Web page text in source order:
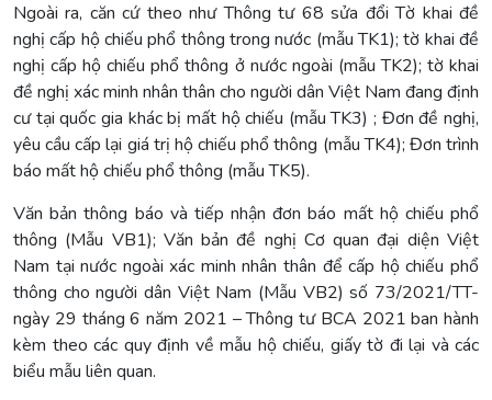
Ngoài ra, căn cứ theo như Thông tư 68 sửa đổi Tờ khai đề
nghị cấp hộ chiếu phổ thông trong nước (mẫu TK1); tờ khai đề
nghị cấp hộ chiếu phổ thông ở nước ngoài (mẫu TK2); tờ khai
đề nghị xác minh nhân thân cho người dân Việt Nam đang định
cư tại quốc gia khác bị mất hộ chiếu (mẫu TK3) ; Đơn đề nghị,
yêu cầu cấp lại giá trị hộ chiếu phổ thông (mẫu TK4); Đơn trình
báo mất hộ chiếu phổ thông (mẫu TK5).
Văn bản thông báo và tiếp nhận đơn báo mất hộ chiếu phổ
thông (Mẫu VB1); Văn bản đề nghị Cơ quan đại diện Việt
Nam tại nước ngoài xác minh nhân thân để cấp hộ chiếu phổ
thông cho người dân Việt Nam (Mẫu VB2) số 73/2021/TT-
ngày 29 tháng 6 năm 2021 – Thông tư BCA 2021 ban hành
kèm theo các quy định về mẫu hộ chiếu, giấy tờ đi lại và các
biểu mẫu liên quan.